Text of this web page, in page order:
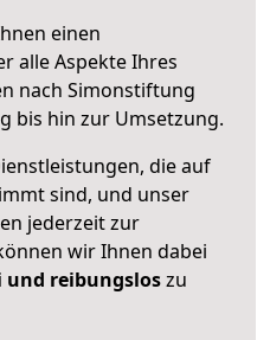
einen
alle Aspekte Ihres
nach Simonstiftung
bis hin zur Umsetzung.
die auf
sind, und unser
jederzeit zur
wir Ihnen dabei
und reibungsloszu